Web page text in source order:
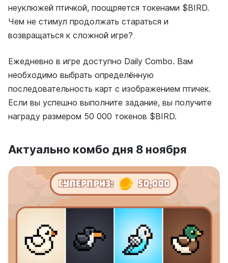
неуклюжей птичкой, поощряется токенами $BIRD.
Чем не стимул продолжать стараться и
возвращаться к сложной игре?
Ежедневно в игре доступно Daily Combo. Вам
необходимо выбрать определённую
последовательность карт с изображением птичек.
Если вы успешно выполните задание, вы получите
награду размером 50 000 токенов $BIRD.
Актуально комбо дня 8 ноября